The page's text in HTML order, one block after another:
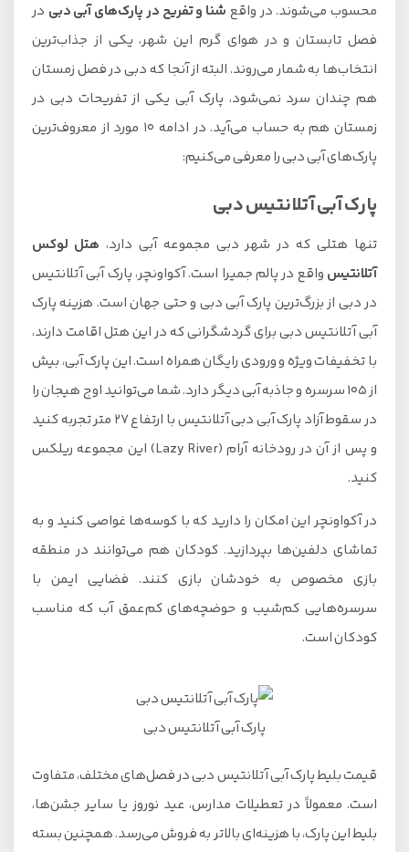
پارک آبی لگو لند دبی
پارک آبی یاس دبی
پارک آبی آیس لند دبی
پارک آبی اسپلش ان پارتی دبی
پارک آبی اسپلش پد دبی
پارک آبی واندرلند دبی
ورزش‌های آبی
تفریحات ماجراجویانه و هیجان‌انگیز
سافاری دبی
تفریحات سرپوشیده و چهار فصل
اسکی دبی
شهربازی آی ام جی دبی
شهربازی موشن گیت دبی
پاتیناژ دبی مال
تفریحات شبانه دبی
کلاب‌ های دبی
کنسرت دبی
کشتی تفریحی دبی
محسوب می‌شوند. در واقع شنا و تفریح در پارک‌های آبی دبی در
فصل تابستان و در هوای گرم این شهر، یکی از جذاب‌ترین
انتخاب‌ها به شمار می‌روند. البته از آنجا که دبی در فصل زمستان
هم چندان سرد نمی‌شود، پارک آبی یکی از تفریحات دبی در
زمستان هم به حساب می‌آید. در ادامه 10 مورد از معروف‌ترین
پارک‌های آبی دبی را معرفی می‌کنیم:
پارک آبی آتلانتیس دبی
تنها هتلی که در شهر دبی مجموعه آبی دارد، هتل لوکس
آتلانتیس واقع در پالم جمیرا است. آکواونچر، پارک آبی آتلانتیس
در دبی از بزرگ‌ترین پارک آبی دبی و حتی جهان است. هزینه پارک
آبی آتلانتیس دبی برای گردشگرانی که در این هتل اقامت دارند،
با تخفیفات ویژه و ورودی رایگان همراه است. این پارک آبی، بیش
از ۱۰۵ سرسره و جاذبه آبی دیگر دارد. شما می‌توانید اوج هیجان را
در سقوط آزاد پارک آبی دبی آتلانتیس با ارتفاع ۲۷ متر تجربه کنید
و پس از آن در رودخانه آرام (Lazy River) این مجموعه ریلکس
کنید.
در آکواونچر این امکان را دارید که با کوسه‌ها غواصی کنید و به
تماشای دلفین‌ها بپردازید. کودکان هم می‌توانند در منطقه
بازی مخصوص به خودشان بازی کنند. فضایی ایمن با
سرسره‌هایی کم‌شیب و حوضچه‌های کم‌عمق آب که مناسب
کودکان است.
پارک آبی آتلانتیس دبی
قیمت بلیط پارک آبی آتلانتیس دبی در فصل‌های مختلف، متفاوت
است. معمولاً در تعطیلات مدارس، عید نوروز یا سایر جشن‌ها،
بلیط این پارک، با هزینه‌ای بالاتر به فروش می‌رسد. همچنین بسته